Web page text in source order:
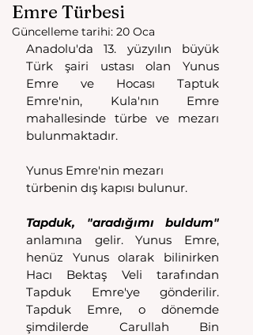
Emre Türbesi
Güncelleme tarihi: 20 Oca
Anadolu'da 13. yüzyılın büyük
Türk şairi ustası olan Yunus
Emre ve Hocası Taptuk
Emre'nin, Kula'nın Emre
mahallesinde türbe ve mezarı
bulunmaktadır.
Yunus Emre'nin mezarı
türbenin dış kapısı bulunur.
anlamına gelir. Yunus Emre,
henüz Yunus olarak bilinirken
Hacı Bektaş Veli tarafından
Tapduk Emre'ye gönderilir.
Tapduk Emre, o dönemde
şimdilerde Carullah Bin